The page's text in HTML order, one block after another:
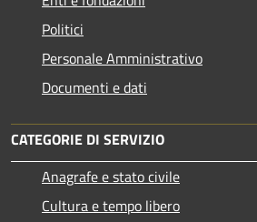
Politici
Personale Amministrativo
Documenti e dati
CATEGORIE DI SERVIZIO
Anagrafe e stato civile
Cultura e tempo libero